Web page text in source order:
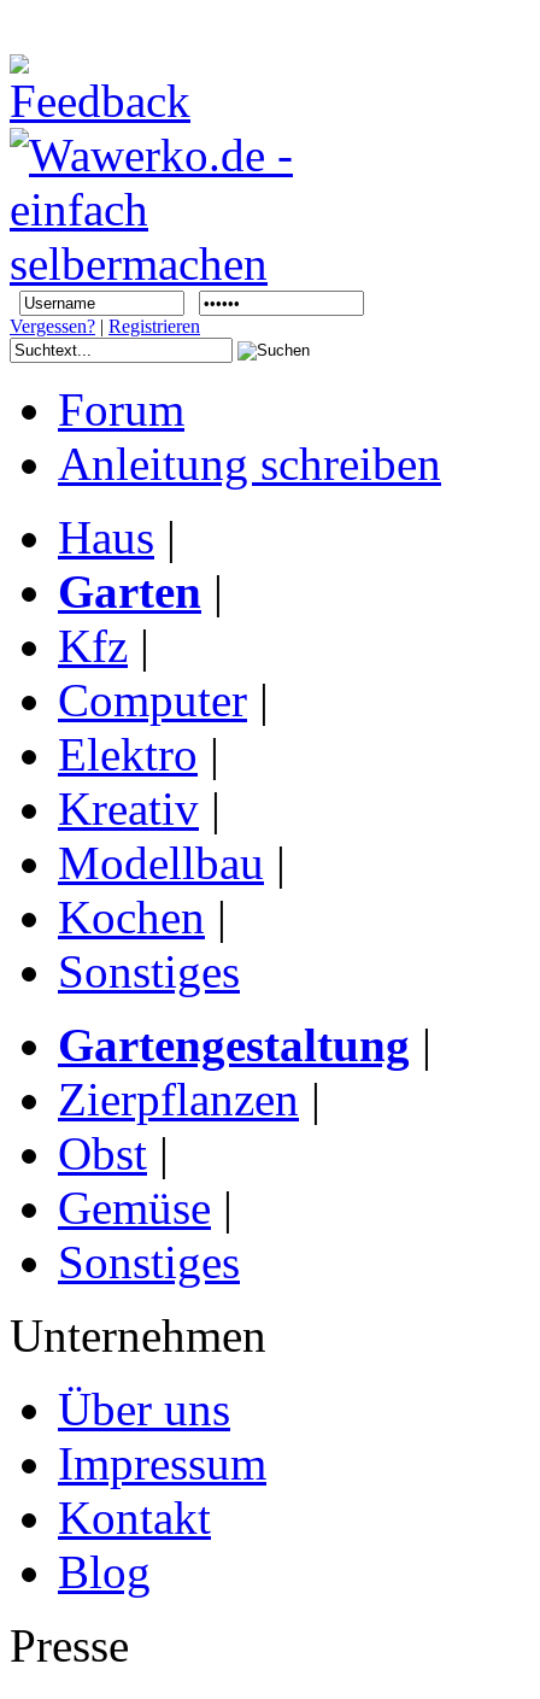
Vergessen? | Registrieren
Forum
Anleitung schreiben
Haus |
Garten |
Kfz |
Computer |
Elektro |
Kreativ |
Modellbau |
Kochen |
Sonstiges
Gartengestaltung |
Zierpflanzen |
Obst |
Gemüse |
Sonstiges
Unternehmen
Über uns
Impressum
Kontakt
Blog
Presse